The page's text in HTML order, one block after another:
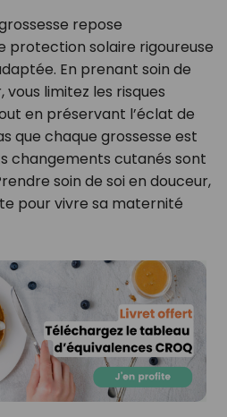
repose
protection solaire rigoureuse
En prenant soin de
limitez les risques
en préservant l’éclat de
que chaque grossesse est
changements cutanés sont
soin de soi en douceur,
pour vivre sa maternité